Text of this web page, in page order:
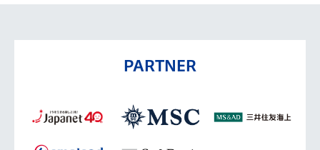
PARTNER